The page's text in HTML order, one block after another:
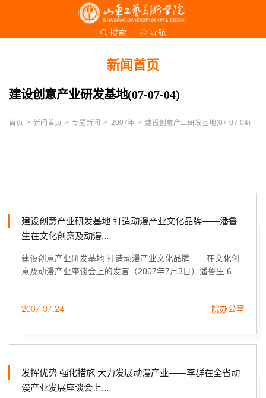
搜索 导航
新闻首页
建设创意产业研发基地(07-07-04)
首页 > 新闻首页 > 专题新闻 > 2007年 > 建设创意产业研发基地(07-07-04)
建设创意产业研发基地 打造动漫产业文化品牌——潘鲁
生在文化创意及动漫...
建设创意产业研发基地 打造动漫产业文化品牌——在文化创
意及动漫产业座谈会上的发言（2007年7月3日）潘鲁生 6月
2007.07.24 院办公室
发挥优势 强化措施 大力发展动漫产业——李群在全省动
漫产业发展座谈会上...